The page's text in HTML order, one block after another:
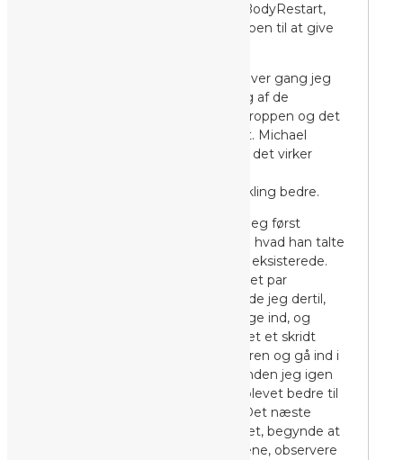
behandlingerne hos Michael/ BodyRestart,
som arbejdede med at få kroppen til at give
Jeg bliver altid lige fascineret hver gang jeg
er hos Michael/BodyRestart og af de
paralleller han drager mellem kroppen og det
psykiske – de rammer altid plet. Michael
forklarer oftest i billedsprog og det virker
sammenhængen og min udvikling bedre.
Mit følelsesarkiv er et rum. Da jeg først
mødte Michael, anede jeg ikke hvad han talte
om, jeg anede ikke at det rum eksisterede.
Jeg trak kun vejret halvt. Efter et par
behandlinger hos Michael, nåede jeg dertil,
hvor jeg turde åbne døren, kigge ind, og
lukke den igen. I dag er jeg nået et skridt
længere. I dag tør jeg åbne døren og gå ind i
rummet og stå lidt og kigge, inden jeg igen
går ud. Det svarer til at jeg er blevet bedre til
at tage de dybe indåndinger. Det næste
skridt er at turde være i rummet, begynde at
sanse rummet, mærke væggene, observere